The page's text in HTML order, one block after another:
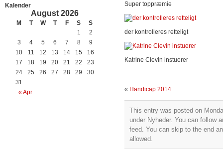
Kalender
August 2026
M T W T F S S
« Apr
1
2
3
4 5 6 7 8
9
10
11 12 13 14 15
16
17
18 19 20 21 22
23
24
25 26 27 28 29
30
31
Super toppræmie
der kontrolleres retteligt
Katrine Clevin instuerer
« Handicap 2014
This entry was posted on
under Nyheder. You can follow
feed. You can skip to the end
allowed.